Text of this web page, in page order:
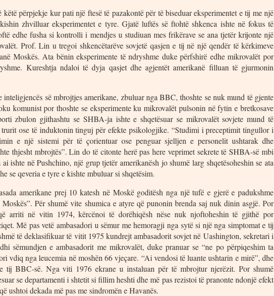
përpjekje kur pati një ftesë të pazakontë për të biseduar eksperimentet e tij me një
zhvilluar eksperimentet e tyre. Gjatë luftës së ftohtë shkenca ishte në fokus të
edhe fusha si kontrolli i mendjes u studiuan mes frikërave se ana tjetër krijonte një
Prof. Lin u tregoi shkencëtarëve sovjetë qasjen e tij në një qendër të kërkimeve
Moskës. Ata bënin eksperimente të ndryshme duke përfshirë edhe mikrovalët por
Kureshtja ndaloi të dyja qasjet dhe agjentët amerikanë filluan të gjurmonin
së mbrojtjes amerikane, zbuluar nga BBC, thoshte se nuk mund të gjente
komunist por thoshte se eksperimente ku mikrovalët pulsonin në fytin e bretkosave
zbulon gjithashtu se SHBA-ja ishte e shqetësuar se mikrovalët sovjete mund të
trurit ose të induktonin tinguj për efekte psikologjike. “Studimi i preceptimit tingullor i
e një sistemi për të çorientuar ose penguar sjelljen e personelit ushtarak dhe
thjesht mbrojtës”. Lin do të citonte herë pas here veprimet sekrete të SHBA-së mbi
ishte në Pushchino, një grup tjetër amerikanësh jo shumë larg shqetësoheshin se ata
se qeveria e tyre e kishte mbuluar si shqetësim.
amerikane prej 10 katesh në Moskë goditësh nga një tufë e gjerë e padukshme
Për shumë vite shumica e atyre që punonin brenda saj nuk dinin asgjë. Por
arriti në vitin 1974, kërcënoi të dorëhiqësh nëse nuk njoftoheshin të gjithë por
Më pas vetë ambasadori u sëmur me hemoragji nga sytë si një nga simptomat e tij
të deklasifikuar të vitit 1975 kundrejt ambasadorit sovjet në Uashington, sekretari i
sëmundjen e ambasadorit me mikrovalët, duke pranuar se “ne po përpiqeshim ta
vdiq nga leucemia në moshën 66 vjeçare. “Ai vendosi të luante ushtarin e mirë”, dhe
tij BBC-së. Nga viti 1976 ekrane u instaluan për të mbrojtur njerëzit. Por shumë
se departamenti i shtetit si fillim heshti dhe më pas rezistoi të pranonte ndonjë efekt
ushtoi dekada më pas me sindromën e Havanës.